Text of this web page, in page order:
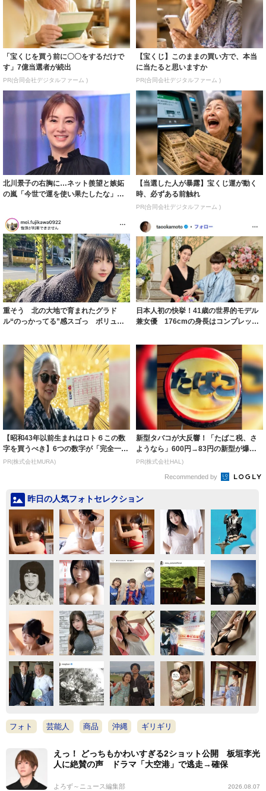
「宝くじを買う前に〇〇をするだけで
す」7億当選者が続出
PR(合同会社デジタルファーム )
【宝くじ】このままの買い方で、本当
に当たると思いますか
PR(合同会社デジタルファーム )
北川景子の右胸に…ネット羨望と嫉妬
の嵐「今世で運を使い果たしたな」
【当選した人が暴露】宝くじ運が動く
時、必ずある前触れ
PR(合同会社デジタルファーム )
重そう 北の大地で育まれたグラド
ル“のっかってる”感スゴっ ボリュー
日本人初の快挙！41歳の世界的モデル
兼女優 176cmの身長はコンプレック
【昭和43年以前生まれはロト６この数
字を買うべき】6つの数字が「完全一
致」する方...
PR(株式会社MURA)
新型タバコが大反響！「たばこ税、さ
ようなら」600円→83円の新型が爆売
れ
PR(株式会社HAL)
Recommended by
昨日の人気フォトセレクション
フォト 芸能人 商品 沖縄 ギリギリ
えっ！ どっちもかわいすぎる2ショット公開 板垣李光
人に絶賛の声 ドラマ「大空港」で逃走→確保
よろず～ニュース編集部 2026.08.07